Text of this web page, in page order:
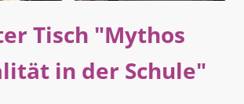
Tisch "Mythos
in der Schule"